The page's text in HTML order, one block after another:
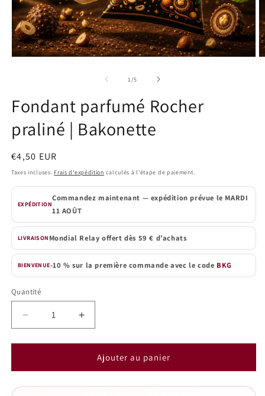
une
fenêtre
1 /de
5
Fondant parfumé Rocher
praliné | Bakonette
Prix
habituel
€4,50 EUR
Taxes incluses. Frais d'expédition calculés à l'étape de paiement.
EXPÉDITION
Commandez maintenant — expédition prévue le MARDI
11 AOÛT
LIVRAISON Mondial Relay offert dès 59 € d’achats
BIENVENUE-10 % sur la première commande avec le code BKG
Quantité
Quantité
Réduire
la
quantité
Fondant
Augmenter
la
quantité
Fondant
Ajouter au panier